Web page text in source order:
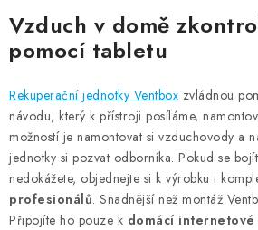
Vzduch v domě
pomocí tabletu
Rekuperační jednotky Ventbox zvládnou
návodu, který k přístroji posíláme,
možností je namontovat si vzduchovody a
jednotky si pozvat odborníka. Pokud se
nedokážete, objednejte si k výrobku i
profesionálů. Snadnější než montáž
Připojíte ho pouze k domácí